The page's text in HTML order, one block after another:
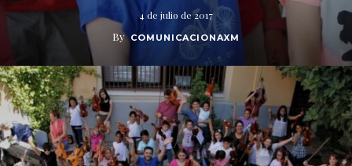
4 de julio de 2017
By COMUNICACIONAXM